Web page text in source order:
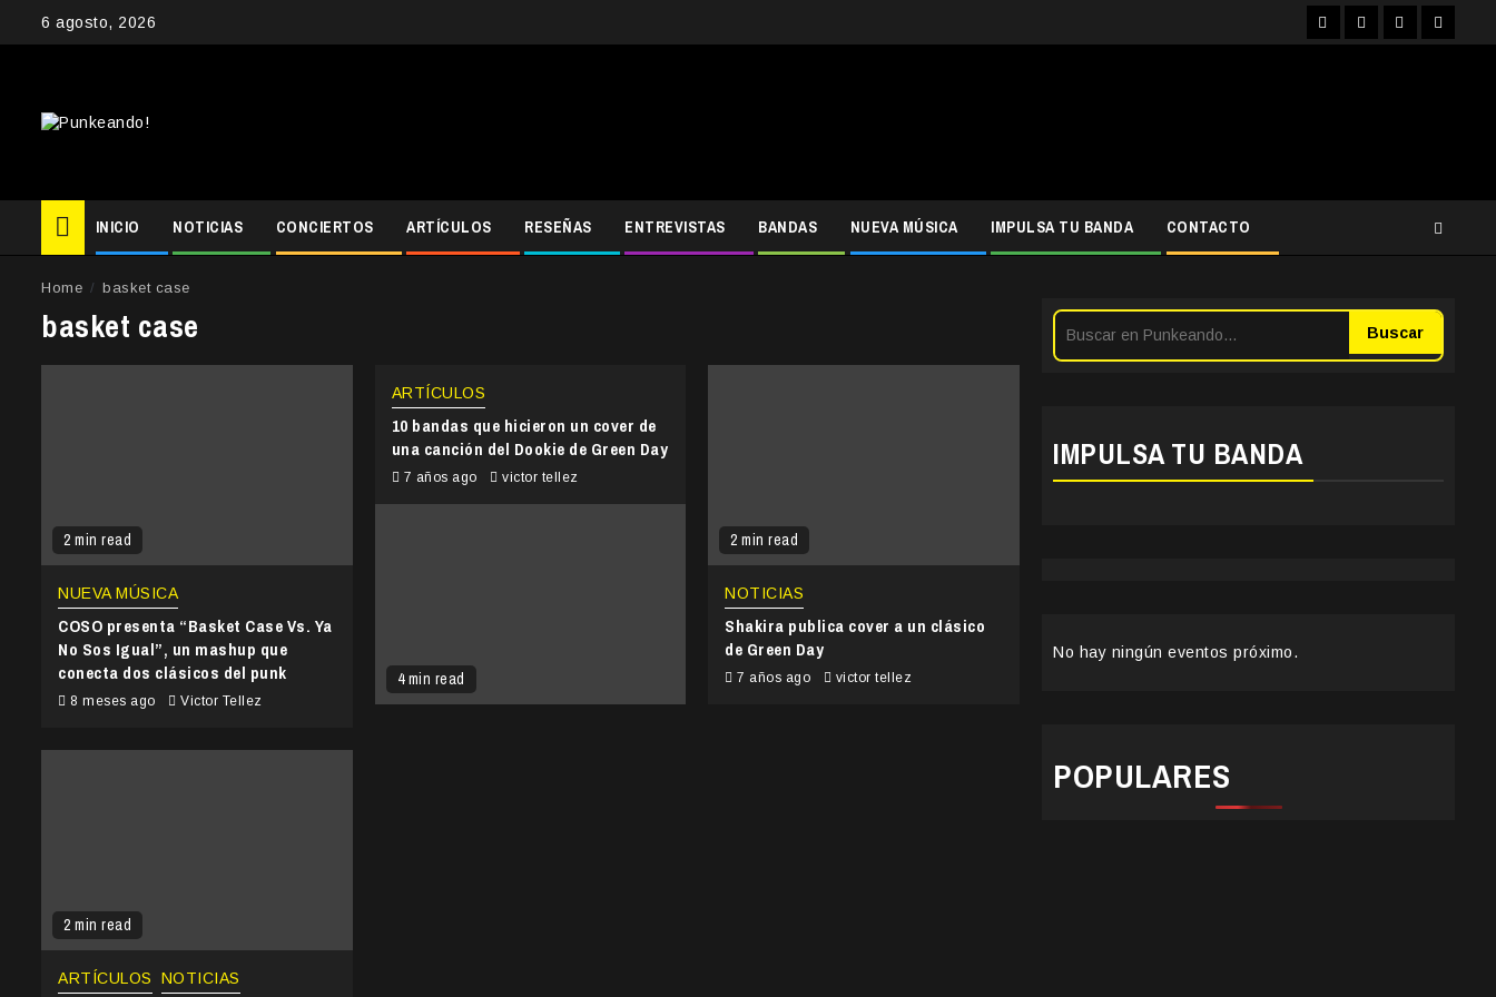
6 agosto, 2026 FacebookInstagram
YouTubeTwitter
INICIO NOTICIAS CONCIERTOS ARTÍCULOS RESEÑAS ENTREVISTAS BANDAS NUEVA MÚSICA IMPULSA TU BANDA CONTACTO
Home basket case
basket case
2 min read
NUEVA MÚSICA
COSO presenta “Basket Case Vs. Ya
No Sos Igual”, un mashup que
conecta dos clásicos del punk
8 meses ago Victor Tellez
4 min read
ARTÍCULOS
10 bandas que hicieron un cover de
una canción del Dookie de Green Day
7 años ago victor tellez
2 min read
NOTICIAS
Shakira publica cover a un clásico
de Green Day
7 años ago victor tellez
2 min read
ARTÍCULOS NOTICIAS
Buscar
IMPULSA TU BANDA
No hay ningún eventos próximo.
POPULARES